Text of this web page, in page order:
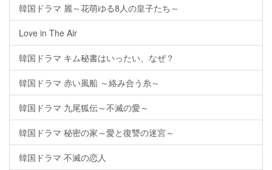
韓国ドラマ 麗～花萌ゆる8人の皇子たち～
Love in The Air
韓国ドラマ キム秘書はいったい、なぜ？
韓国ドラマ 赤い風船 ～絡み合う糸～
韓国ドラマ 九尾狐伝～不滅の愛～
韓国ドラマ 秘密の家～愛と復讐の迷宮～
韓国ドラマ 不滅の恋人